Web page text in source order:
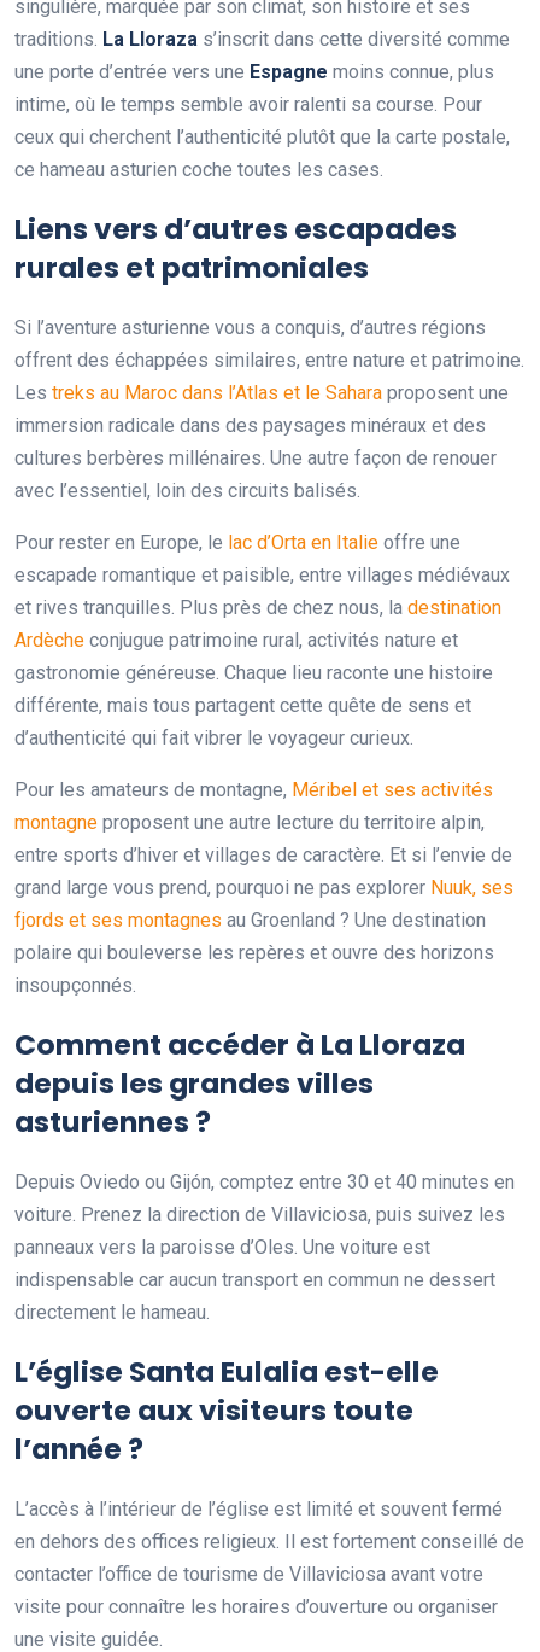
singulière, marquée par son climat, son histoire et ses
traditions. La Lloraza s’inscrit dans cette diversité comme
une porte d’entrée vers une Espagne moins connue, plus
intime, où le temps semble avoir ralenti sa course. Pour
ceux qui cherchent l’authenticité plutôt que la carte postale,
ce hameau asturien coche toutes les cases.
Liens vers d’autres escapades
rurales et patrimoniales
Si l’aventure asturienne vous a conquis, d’autres régions
offrent des échappées similaires, entre nature et patrimoine.
Les treks au Maroc dans l’Atlas et le Sahara proposent une
immersion radicale dans des paysages minéraux et des
cultures berbères millénaires. Une autre façon de renouer
avec l’essentiel, loin des circuits balisés.
Pour rester en Europe, le lac d’Orta en Italie offre une
escapade romantique et paisible, entre villages médiévaux
et rives tranquilles. Plus près de chez nous, la destination
Ardèche conjugue patrimoine rural, activités nature et
gastronomie généreuse. Chaque lieu raconte une histoire
différente, mais tous partagent cette quête de sens et
d’authenticité qui fait vibrer le voyageur curieux.
Pour les amateurs de montagne, Méribel et ses activités
montagne proposent une autre lecture du territoire alpin,
entre sports d’hiver et villages de caractère. Et si l’envie de
grand large vous prend, pourquoi ne pas explorer Nuuk, ses
fjords et ses montagnes au Groenland ? Une destination
polaire qui bouleverse les repères et ouvre des horizons
insoupçonnés.
Comment accéder à La Lloraza
depuis les grandes villes
asturiennes ?
Depuis Oviedo ou Gijón, comptez entre 30 et 40 minutes en
voiture. Prenez la direction de Villaviciosa, puis suivez les
panneaux vers la paroisse d’Oles. Une voiture est
indispensable car aucun transport en commun ne dessert
directement le hameau.
L’église Santa Eulalia est-elle
ouverte aux visiteurs toute
l’année ?
L’accès à l’intérieur de l’église est limité et souvent fermé
en dehors des offices religieux. Il est fortement conseillé de
contacter l’office de tourisme de Villaviciosa avant votre
visite pour connaître les horaires d’ouverture ou organiser
une visite guidée.